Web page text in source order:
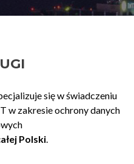
się w świadczeniu
w zakresie ochrony danych
Polski.